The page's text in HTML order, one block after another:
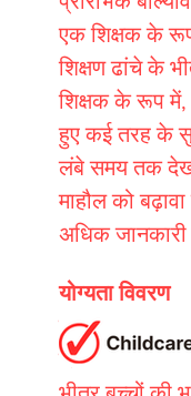
एक शिक्षक के
शिक्षण ढांचे के
शिक्षक के रूप में,
हुए कई तरह के
लंबे समय तक
माहौल को
अधिक
योग्यता विवरण
प्रारंभिक
शिक्षक के रूप में